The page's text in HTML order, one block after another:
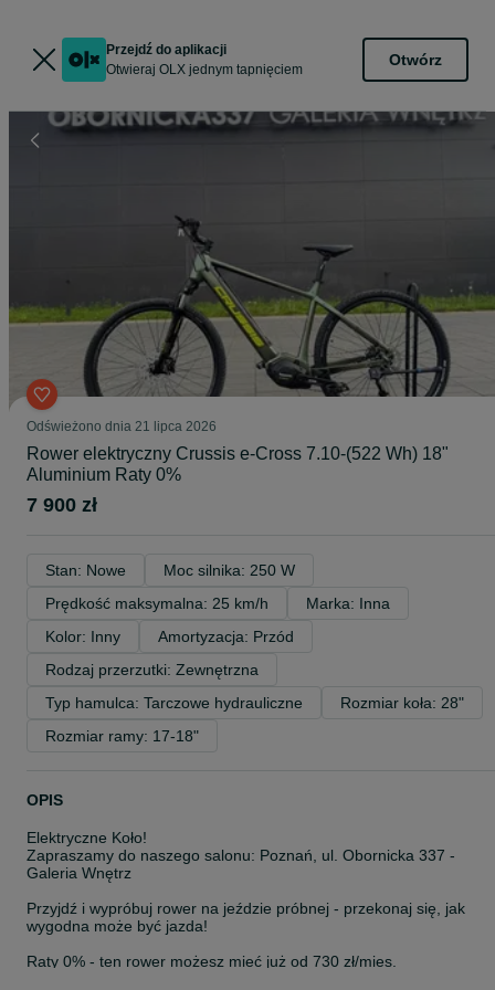
Przejdź do aplikacji
Otwieraj OLX jednym tapnięciem
Otwórz
Odświeżono dnia 21 lipca 2026
Rower elektryczny Crussis e-Cross 7.10-(522 Wh) 18"
Aluminium Raty 0%
7 900 zł
Stan: Nowe
Moc silnika: 250 W
Prędkość maksymalna: 25 km/h
Marka: Inna
Kolor: Inny
Amortyzacja: Przód
Rodzaj przerzutki: Zewnętrzna
Typ hamulca: Tarczowe hydrauliczne
Rozmiar koła: 28"
Rozmiar ramy: 17-18"
OPIS
Elektryczne Koło!
Zapraszamy do naszego salonu: Poznań, ul. Obornicka 337 -
Galeria Wnętrz
Przyjdź i wypróbuj rower na jeździe próbnej - przekonaj się, jak
wygodna może być jazda!
Raty 0% - ten rower możesz mieć już od 730 zł/mies.